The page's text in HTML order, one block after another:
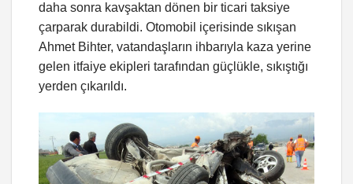
daha sonra kavşaktan dönen bir ticari taksiye
çarparak durabildi. Otomobil içerisinde sıkışan
Ahmet Bihter, vatandaşların ihbarıyla kaza yerine
gelen itfaiye ekipleri tarafından güçlükle, sıkıştığı
yerden çıkarıldı.